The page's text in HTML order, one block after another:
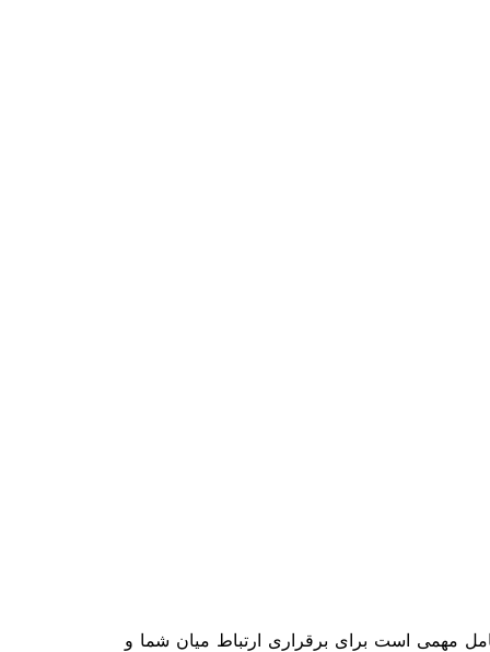
مهمی است برای برقراری ارتباط میان شما و